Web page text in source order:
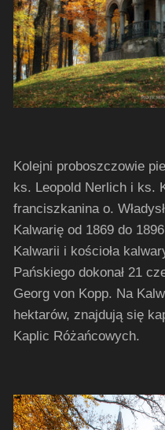
Kolejni proboszczowie
ks. Leopold Nerlich i ks.
franciszkanina o.
Kalwarię od 1869 do
Kalwarii i kościoła
Pańskiego dokonał 21
Georg von Kopp. Na
hektarów, znajdują się
Kaplic Różańcowych.